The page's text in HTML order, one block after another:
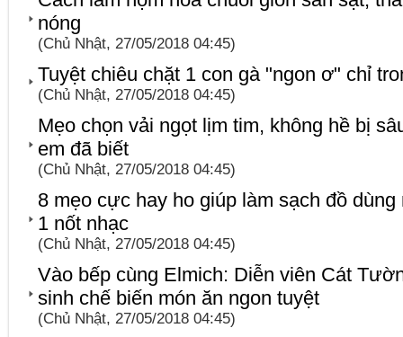
nóng
(Chủ Nhật, 27/05/2018 04:45)
Tuyệt chiêu chặt 1 con gà "ngon ơ" chỉ
(Chủ Nhật, 27/05/2018 04:45)
Mẹo chọn vải ngọt lịm tim, không hề bị
em đã biết
(Chủ Nhật, 27/05/2018 04:45)
8 mẹo cực hay ho giúp làm sạch đồ dùng
1 nốt nhạc
(Chủ Nhật, 27/05/2018 04:45)
Vào bếp cùng Elmich: Diễn viên Cát
sinh chế biến món ăn ngon tuyệt
(Chủ Nhật, 27/05/2018 04:45)